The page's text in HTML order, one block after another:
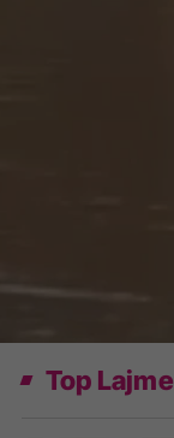
Top Lajme